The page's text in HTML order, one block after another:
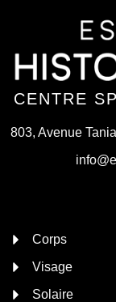
CENTRE
803, Avenue
Corps
Visage
Solaire